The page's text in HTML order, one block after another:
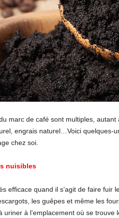
marc de café sont multiples, autant
engrais naturel…Voici quelques-
chez soi.
nuisibles
efficace quand il s’agit de faire
les guêpes et même les
uriner à l’emplacement où se trouve